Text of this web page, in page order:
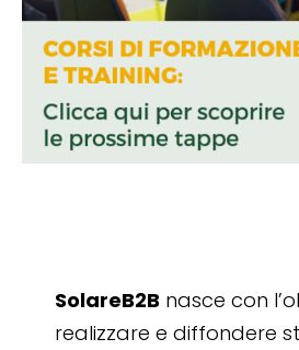
SolareB2B nasce con
realizzare e diffondere